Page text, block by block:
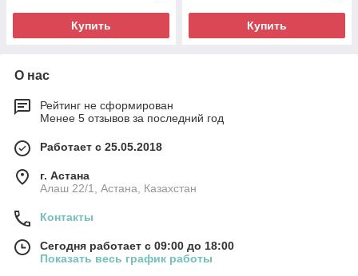
Купить Купить
О нас
Рейтинг не сформирован
Менее 5 отзывов за последний год
Работает с 25.05.2018
г. Астана
Алаш 22/1, Астана, Казахстан
Контакты
Сегодня работает с 09:00 до 18:00
Показать весь график работы